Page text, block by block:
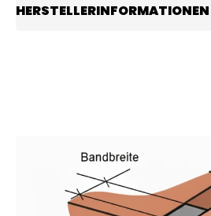
HERSTELLERINFORMATIONEN